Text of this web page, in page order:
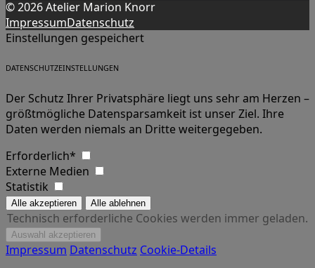
© 2026 Atelier Marion Knorr
ImpressumDatenschutz
Einstellungen gespeichert
DATENSCHUTZEINSTELLUNGEN
Der Schutz Ihrer Privatsphäre liegt uns sehr am Herzen –
größtmögliche Datensparsamkeit ist unser Ziel. Ihre
Daten werden niemals an Dritte weitergegeben.
Erforderlich*
Externe Medien
Statistik
Technisch erforderliche Cookies werden immer geladen.
Impressum Datenschutz Cookie-Details